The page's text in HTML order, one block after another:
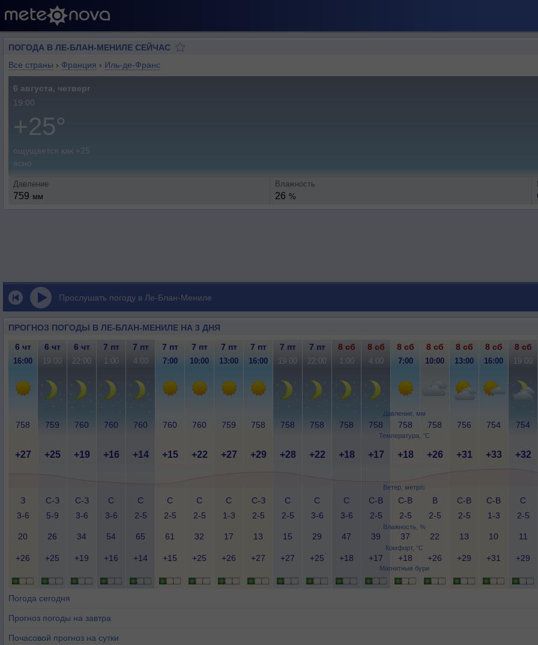
ПОГОДА В ЛЕ-БЛАН-МЕНИЛЕ СЕЙЧАС
Все страны › Франция › Иль-де-Франс
6 августа, четверг
19:00
+25°
ощущается как +25
ясно
Давление
759 мм
Влажность
26 %
Прослушать погоду в Ле-Блан-Мениле
ПРОГНОЗ ПОГОДЫ В ЛЕ-БЛАН-МЕНИЛЕ НА 3 ДНЯ
Давление, мм
Температура, °C
Ветер, метр/с
Влажность, %
Комфорт, °C
Магнитные бури
6 чт 6 чт 6 чт 7 пт 7 пт 7 пт 7 пт 7 пт 7 пт 7 пт 7 пт 8 сб 8 сб 8 сб 8 сб 8 сб 8 сб 8 сб
16:00 19:00 22:00 1:00 4:00 7:00 10:00 13:00 16:00 19:00 22:00 1:00 4:00 7:00 10:00 13:00 16:00 19:00
758 759 760 760 760 760 760 759 758 758 758 758 758 758 758 756 754 754
+27 +25 +19 +16 +14 +15 +22 +27 +29 +28 +22 +18 +17 +18 +26 +31 +33 +32
З
3-6
С-З
5-9
С-З
3-6
С
3-6
С
2-5
С
2-5
С
2-5
С
1-3
С-З
2-5
С
2-5
С
3-6
С
3-6
С-В
2-5
С-В
2-5
В
2-5
С-В
2-5
С-В
1-3
С
2-5
20 26 34 54 65 61 32 17 13 15 29 47 39 37 22 13 10 11
+26 +25 +19 +16 +14 +15 +25 +26 +27 +27 +25 +18 +17 +18 +26 +29 +31 +29
Погода сегодня
Прогноз погоды на завтра
Почасовой прогноз на сутки